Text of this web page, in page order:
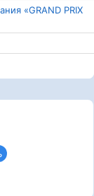
«GRAND PRIX